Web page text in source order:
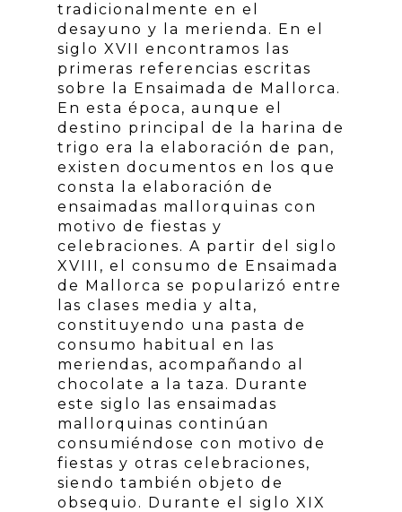
tradicionalmente en el
desayuno y la merienda. En el
siglo XVII encontramos las
primeras referencias escritas
sobre la Ensaimada de Mallorca.
En esta época, aunque el
destino principal de la harina de
trigo era la elaboración de pan,
existen documentos en los que
consta la elaboración de
ensaimadas mallorquinas con
motivo de fiestas y
celebraciones. A partir del siglo
XVIII, el consumo de Ensaimada
de Mallorca se popularizó entre
las clases media y alta,
constituyendo una pasta de
consumo habitual en las
meriendas, acompañando al
chocolate a la taza. Durante
este siglo las ensaimadas
mallorquinas continúan
consumiéndose con motivo de
fiestas y otras celebraciones,
siendo también objeto de
obsequio. Durante el siglo XIX